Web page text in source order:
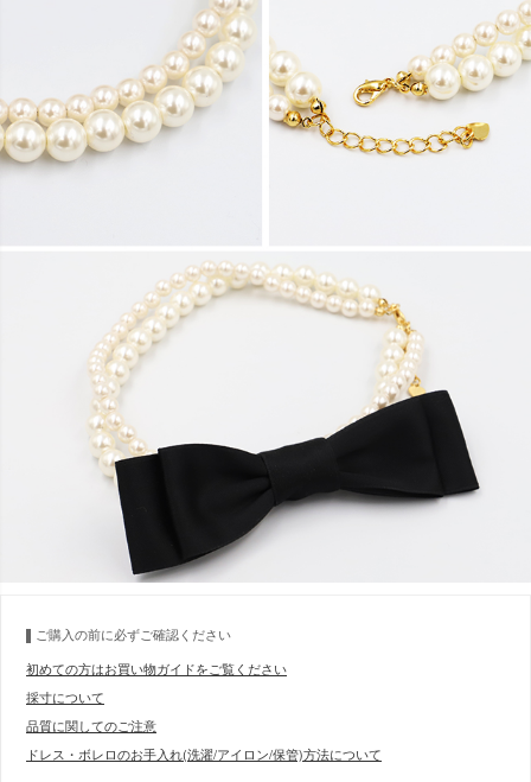
ご購入の前に必ずご確認ください
初めての方はお買い物ガイドをご覧ください
採寸について
品質に関してのご注意
ドレス・ボレロのお手入れ(洗濯/アイロン/保管)方法について